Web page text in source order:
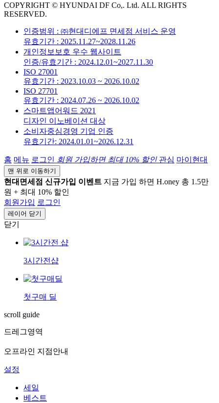
COPYRIGHT © HYUNDAI DF Co,. Ltd. ALL RIGHTS
RESERVED.
인증범위 : ㈜현대디에프 면세점 서비스 운영
유효기간 : 2025.11.27~2028.11.26
개인정보보호 우수 웹사이트
인증/유효기간 : 2024.12.01~2027.11.30
ISO 27001
유효기간 : 2023.10.03 ~ 2026.10.02
ISO 27701
유효기간 : 2024.07.26 ~ 2026.10.02
스마트앱어워드 2021
디자인 이노베이션 대상
소비자중심경영 기업 인증
유효기간: 2024.01.01~2026.12.31
홈 메뉴 로그인 회원 가입하면 최대 10% 할인 관심 마이현대
맨 위로 이동하기
현대면세점 신규가입 이벤트 지금 가입 하면 H.oney 총 1.5만
원 + 최대 10% 할인
회원가입 로그인
레이어 닫기
닫기
3시간전샵
첫구매 딜
scroll guide
드레그영역
오프라인 지점안내
설정
세일
베스트